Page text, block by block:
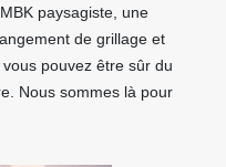
paysagiste, une
de grillage et
pouvez être sûr du
Nous sommes là pour